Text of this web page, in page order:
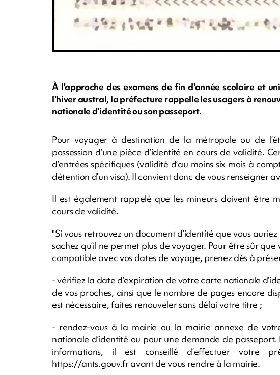
À l'approche des examens de fin d'année scolaire et
l'hiver austral, la préfecture rappelle les usagers à
nationale d'identité ou son passeport.
Pour voyager à destination de la métropole ou de
possession d’une pièce d’identité en cours de validité.
d’entrées spécifiques (validité d’au moins six mois à
détention d’un visa). Il convient donc de vous renseigner
Il est également rappelé que les mineurs doivent être
cours de validité.
"Si vous retrouvez un document d’identité que vous
sachez qu’il ne permet plus de voyager. Pour être sûr
compatible avec vos dates de voyage, prenez dès à
- vérifiez la date d’expiration de votre carte nationale
de vos proches, ainsi que le nombre de pages encore
est nécessaire, faites renouveler sans délai votre titre ;
- rendez-vous à la mairie ou la mairie annexe de
nationale d’identité ou pour une demande de
informations, il est conseillé d’effectuer votre
https://ants.gouv.fr avant de vous rendre à la mairie.